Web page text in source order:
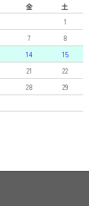
金
土
1
7
8
14
15
21
22
28
29